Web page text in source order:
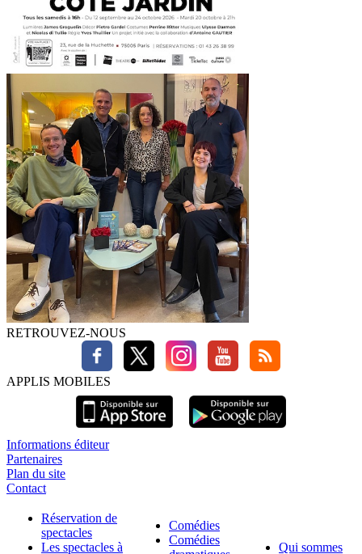
RETROUVEZ-NOUS
APPLIS MOBILES
Informations éditeur
Partenaires
Plan du site
Contact
Réservation de
spectacles
Les spectacles à
Comédies
Comédies
Qui sommes